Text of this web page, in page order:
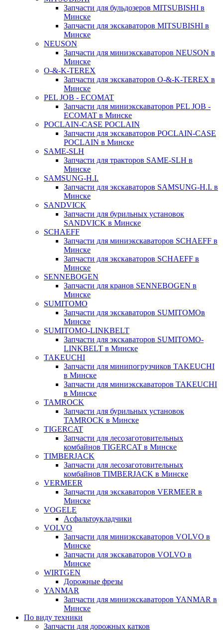
Запчасти для бульдозеров MITSUBISHI в
Минске
Запчасти для экскаваторов MITSUBISHI в
Минске
NEUSON
Запчасти для миниэкскаваторов NEUSON в
Минске
O-&-K-TEREX
Запчасти для экскаваторов O-&-K-TEREX в
Минске
PEL JOB - ECOMAT
Запчасти для миниэкскаваторов PEL JOB -
ECOMAT в Минске
POCLAIN-CASE POCLAIN
Запчасти для экскаваторов POCLAIN-CASE
POCLAIN в Минске
SAME-SLH
Запчасти для тракторов SAME-SLH в
Минске
SAMSUNG-H.I.
Запчасти для экскаваторов SAMSUNG-H.I. в
Минске
SANDVICK
Запчасти для бурильных установок
SANDVICK в Минске
SCHAEFF
Запчасти для миниэкскаваторов SCHAEFF в
Минске
Запчасти для экскаваторов SCHAEFF в
Минске
SENNEBOGEN
Запчасти для кранов SENNEBOGEN в
Минске
SUMITOMO
Запчасти для экскаваторов SUMITOMOв
Минске
SUMITOMO-LINKBELT
Запчасти для экскаваторов SUMITOMO-
LINKBELT в Минске
TAKEUCHI
Запчасти для минипогрузчиков TAKEUCHI
в Минске
Запчасти для миниэкскаваторов TAKEUCHI
в Минске
TAMROCK
Запчасти для бурильных установок
TAMROCK в Минске
TIGERCAT
Запчасти для лесозаготовительных
комбайнов TIGERCAT в Минске
TIMBERJACK
Запчасти для лесозаготовительных
комбайнов TIMBERJACK в Минске
VERMEER
Запчасти для экскаваторов VERMEER в
Минске
VOGELE
Асфальтоукладчики
VOLVO
Запчасти для миниэкскаваторов VOLVO в
Минске
Запчасти для экскаваторов VOLVO в
Минске
WIRTGEN
Дорожные фрезы
YANMAR
Запчасти для миниэкскаваторов YANMAR в
Минске
По виду техники
Запчасти для дорожных катков